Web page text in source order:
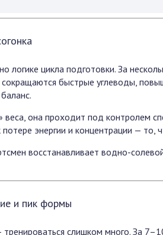
логике цикла подготовки. За
быстрые углеводы,
веса, она проходит под контролем
энергии и концентрации — то,
восстанавливает водно-
и пик формы
слишком много. За